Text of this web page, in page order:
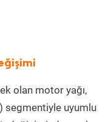
olan motor yağı,
segmentiyle uyumlu